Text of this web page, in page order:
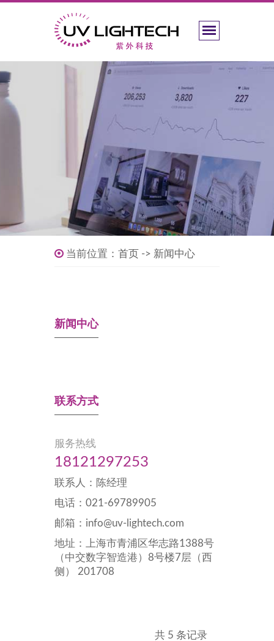
当前位置： 首页 -> 新闻中心
新闻中心
联系方式
服务热线
18121297253
联系人：陈经理
电话：021-69789905
邮箱：info@uv-lightech.com
地址：上海市青浦区华志路1388号
（中交数字智造港）8号楼7层（西
侧） 201708
共 5 条记录